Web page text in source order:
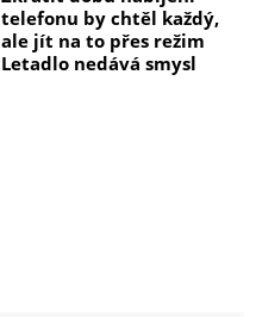
telefonu by chtěl každý,
ale jít na to přes režim
Letadlo nedává smysl